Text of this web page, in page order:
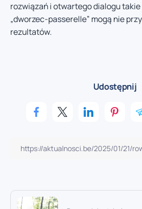
rozwiązań i otwartego dialogu
„dworzec-passerelle” mogą nie
rezultatów.
Udostępnij